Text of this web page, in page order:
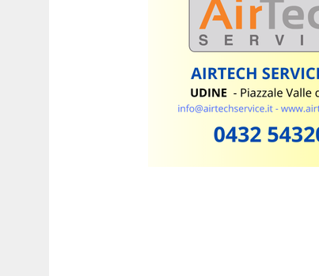
LE NOTTI DEL VINO, DUE WEEKEND TRA
ASIA BRAINI CONQUISTA IL TITOLO DI